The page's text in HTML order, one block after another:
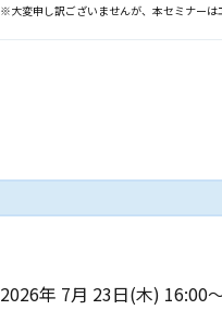
※大変申し訳ございませんが、本セミナーは
2026年 7⽉ 23⽇(木) 16:00